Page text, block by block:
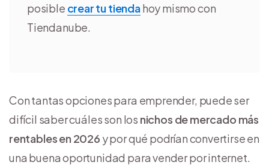
posible crear tu tiendahoy mismo con
Tiendanube.
Con tantas opciones para emprender, puede ser
difícil saber cuáles son los nichos de mercado más
rentables en 2026 y por qué podrían convertirse en
una buena oportunidad para vender por internet.